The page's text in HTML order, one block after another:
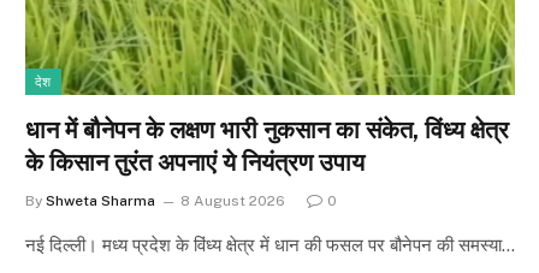
देश
धान में बौनेपन के लक्षण भारी नुकसान का संकेत, विंध्य क्षेत्र
के किसान तुरंत अपनाएं ये नियंत्रण उपाय
By Shweta Sharma 8 August 2026 0
नई दिल्ली। मध्य प्रदेश के विंध्य क्षेत्र में धान की फसल पर बौनेपन की समस्या…